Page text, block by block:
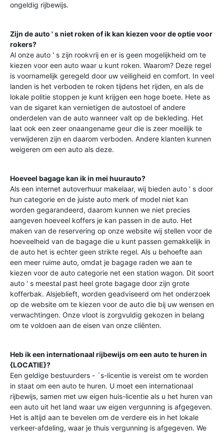
ongeldig rijbewijs.
Zijn de auto ' s niet roken of ik kan kiezen voor de optie voor
rokers?
Al onze auto ' s zijn rookvrij en er is geen mogelijkheid om te
kiezen voor een auto waar u kunt roken. Waarom? Deze regel
is voornamelijk geregeld door uw veiligheid en comfort. In veel
landen is het verboden te roken tijdens het rijden, en als de
lokale politie stoppen je kunt krijgen een hoge boete. Hete as
van de sigaret kan vernietigen de autostoel of andere
onderdelen van de auto wanneer valt op de bekleding. Het
laat ook een zeer onaangename geur die is zeer moeilijk te
verwijderen zijn en daarom verboden. Andere klanten kunnen
weigeren om een auto als deze.
Hoeveel bagage kan ik in mei huurauto?
Als een internet autoverhuur makelaar, wij bieden auto ' s door
hun categorie en de juiste auto merk of model niet kan
worden gegarandeerd, daarom kunnen we niet precies
aangeven hoeveel koffers je kan passen in de auto. Het
maken van de reservering op onze website wij stellen voor de
hoeveelheid van de bagage die u kunt passen gemakkelijk in
de auto het is echter geen strikte regel. Als u behoefte aan
een meer ruime auto, omdat je bagage raden we aan te
kiezen voor de auto categorie net een station wagon. Dit soort
auto ' s meestal past heel grote bagage door zijn grote
kofferbak. Alsjeblieft, worden geadviseerd om het onderzoek
op de website om te kiezen voor de auto die bij uw wensen en
verwachtingen. Onze vloot is zorgvuldig gekozen in belang
om te voldoen aan de eisen van onze cliënten.
Heb ik een internationaal rijbewijs om een auto te huren in
{LOCATIE}?
Een geldige bestuurders - ´s-licentie is vereist om te worden
in staat om een auto te huren. U moet een internationaal
rijbewijs, samen met uw eigen huis-licentie als u het huren van
een auto uit het land waar uw eigen vergunning is afgegeven.
Het is altijd aan te bevelen om de verdere eis in het lokale
verkeer-afdeling, waar je thuis vergunning is afgegeven. We